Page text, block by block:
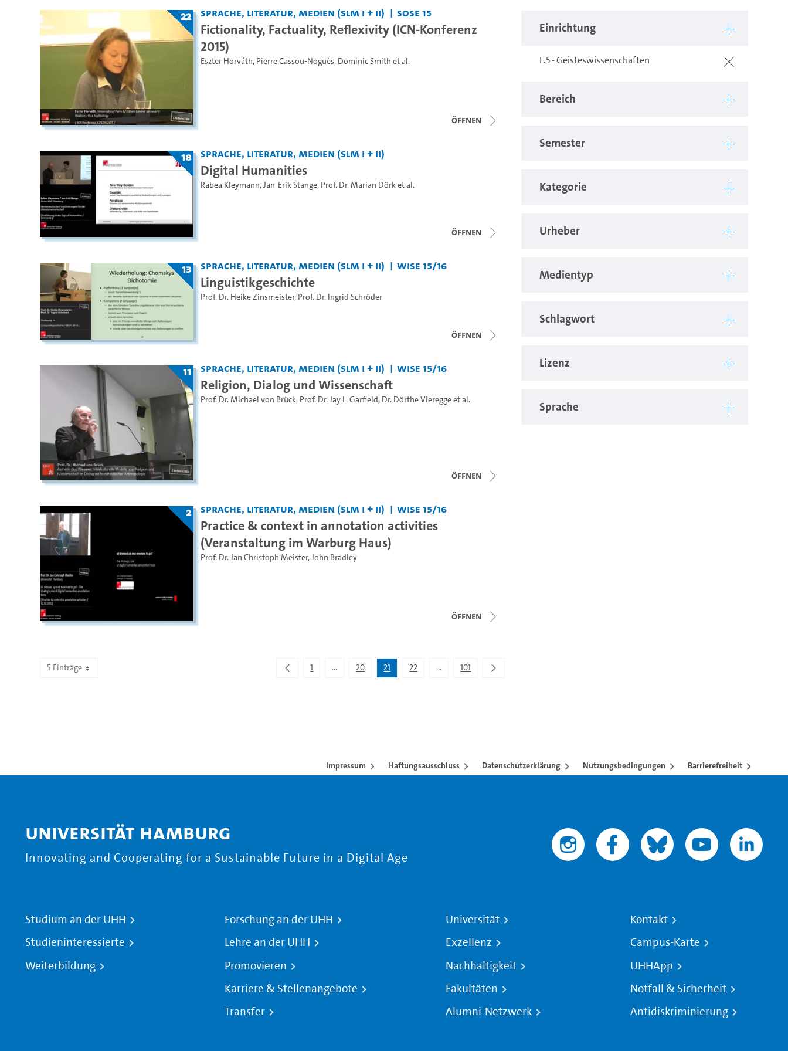
Einrichtung
F.5 - Geisteswissenschaften
Bereich
Semester
Kategorie
Urheber
Medientyp
Schlagwort
Lizenz
Sprache
22 Sprache, Literatur, Medien (SLM I + II) SoSe 15
Fictionality, Factuality, Reflexivity (ICN-Konferenz
2015)
Eszter Horváth, Pierre Cassou-Noguès, Dominic Smith et al.
Öffnen
18 Sprache, Literatur, Medien (SLM I + II)
Digital Humanities
Rabea Kleymann,Jan-Erik Stange, Prof. Dr. Marian Dörket al.
Öffnen
13 Sprache, Literatur, Medien (SLM I + II) WiSe 15/16
Linguistikgeschichte
Prof. Dr. Heike Zinsmeister, Prof. Dr. Ingrid Schröder
Öffnen
11 Sprache, Literatur, Medien (SLM I + II) WiSe 15/16
Religion, Dialog und Wissenschaft
Prof. Dr. Michael von Brück, Prof. Dr. Jay L. Garfield, Dr. Dörthe Viereggeet al.
Öffnen
2 Sprache, Literatur, Medien (SLM I + II) WiSe 15/16
Practice & context in annotation activities
(Veranstaltung im Warburg Haus)
Prof. Dr. Jan Christoph Meister,John Bradley
Öffnen
5 Einträge 1 ...Zwischenseiten Navigieren mit TAB-Taste.
20 21 22 ...Zwischenseiten Navigieren mit TAB-Taste.
101
Impressum Haftungsausschluss Datenschutzerklärung Nutzungsbedingungen Barrierefreiheit
Universität Hamburg
Innovating and Cooperating for a Sustainable Future in a Digital Age
Studium an der UHH
Studieninteressierte
Weiterbildung
Forschung an der UHH
Lehre an der UHH
Promovieren
Karriere & Stellenangebote
Transfer
Universität
Exzellenz
Nachhaltigkeit
Fakultäten
Alumni-Netzwerk
Kontakt
Campus-Karte
UHHApp
Notfall & Sicherheit
Antidiskriminierung